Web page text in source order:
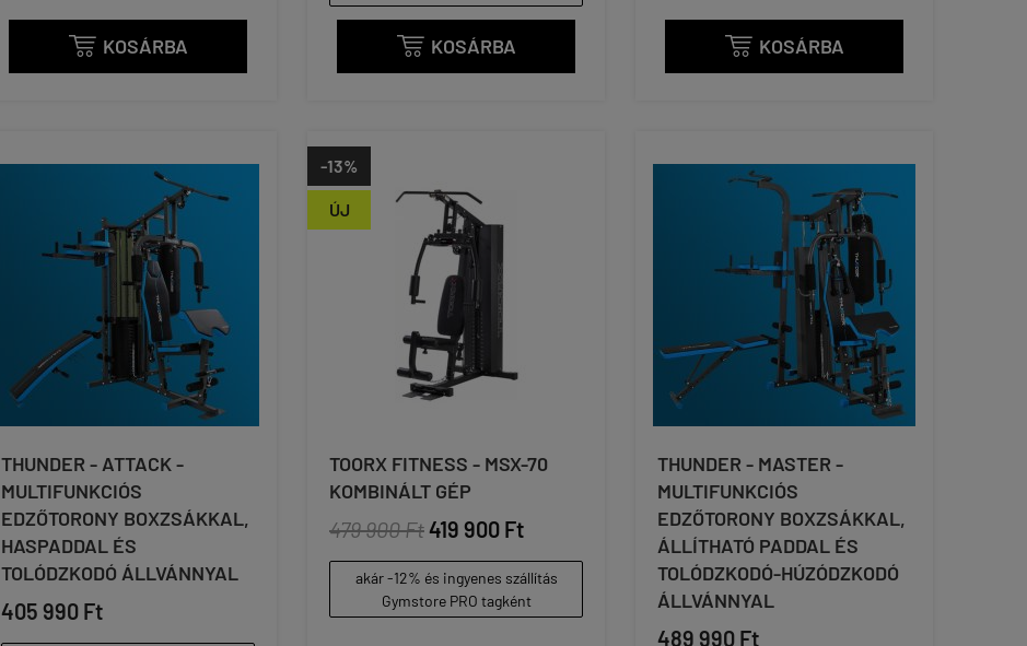
 KOSÁRBA  KOSÁRBA  KOSÁRBA
THUNDER - ATTACK -
MULTIFUNKCIÓS
EDZŐTORONY BOXZSÁKKAL,
HASPADDAL ÉS
TOLÓDZKODÓ ÁLLVÁNNYAL
405 990 Ft
ÚJ
-13%
TOORX FITNESS - MSX-70
KOMBINÁLT GÉP
479 900 Ft419 900 Ft
akár -12% és ingyenes szállítás
Gymstore PRO tagként
THUNDER - MASTER -
MULTIFUNKCIÓS
EDZŐTORONY BOXZSÁKKAL,
ÁLLÍTHATÓ PADDAL ÉS
TOLÓDZKODÓ-HÚZÓDZKODÓ
ÁLLVÁNNYAL
489 990 Ft